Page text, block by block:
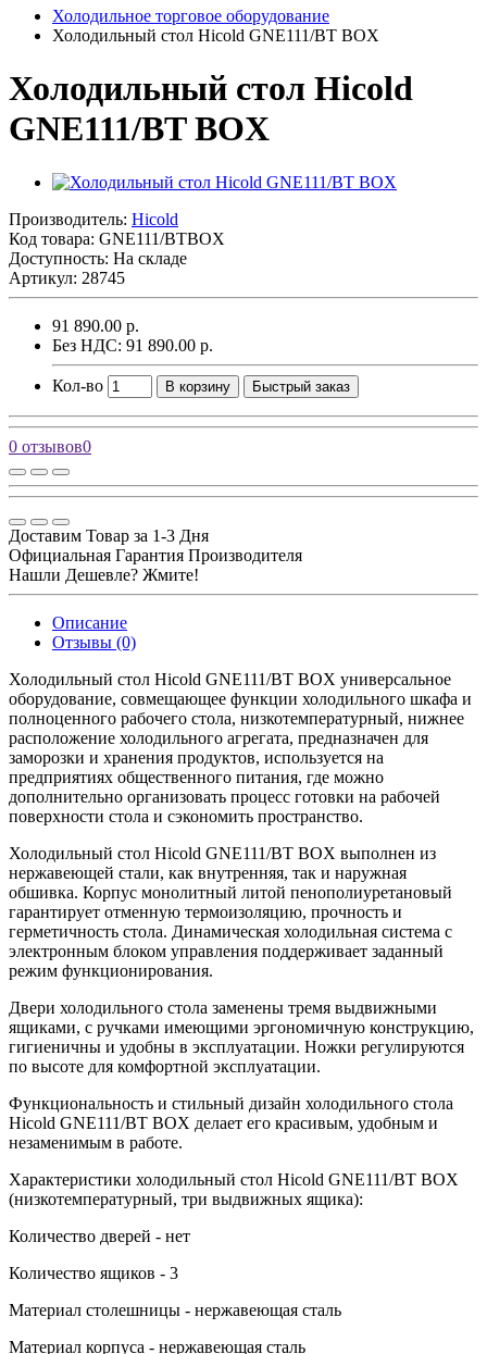
Холодильное торговое оборудование
Холодильный стол Hicold GNE111/BT BOX
Холодильный стол Hicold
GNE111/BT BOX
Производитель: Hicold
Код товара: GNE111/BTBOX
Доступность: На складе
Артикул: 28745
91 890.00 р.
Без НДС: 91 890.00 р.
Кол-во В корзину Быстрый заказ
0 отзывов0
Доставим Товар за 1-3 Дня
Официальная Гарантия Производителя
Нашли Дешевле? Жмите!
Описание
Отзывы (0)
Холодильный стол Hicold GNE111/BT BOX универсальное
оборудование, совмещающее функции холодильного шкафа и
полноценного рабочего стола, низкотемпературный, нижнее
расположение холодильного агрегата, предназначен для
заморозки и хранения продуктов, используется на
предприятиях общественного питания, где можно
дополнительно организовать процесс готовки на рабочей
поверхности стола и сэкономить пространство.
Холодильный стол Hicold GNE111/BT BOX выполнен из
нержавеющей стали, как внутренняя, так и наружная
обшивка. Корпус монолитный литой пенополиуретановый
гарантирует отменную термоизоляцию, прочность и
герметичность стола. Динамическая холодильная система с
электронным блоком управления поддерживает заданный
режим функционирования.
Двери холодильного стола заменены тремя выдвижными
ящиками, с ручками имеющими эргономичную конструкцию,
гигиеничны и удобны в эксплуатации. Ножки регулируются
по высоте для комфортной эксплуатации.
Функциональность и стильный дизайн холодильного стола
Hicold GNE111/BT BOX делает его красивым, удобным и
незаменимым в работе.
Характеристики холодильный стол Hicold GNE111/BT BOX
(низкотемпературный, три выдвижных ящика):
Количество дверей - нет
Количество ящиков - 3
Материал столешницы - нержавеющая сталь
Материал корпуса - нержавеющая сталь